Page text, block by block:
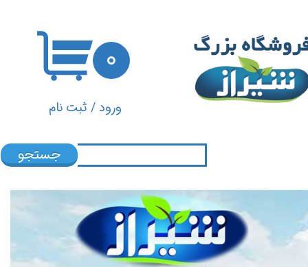
ورود/ ثبت نام
تغییر گذر واژه
سفارشات
۰
جستجو